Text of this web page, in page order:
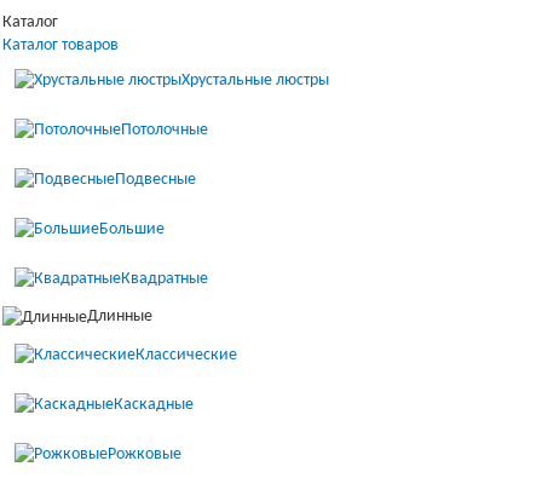
Каталог
Каталог товаров
Хрустальные люстры
Потолочные
Подвесные
Большие
Квадратные
Длинные
Классические
Каскадные
Рожковые